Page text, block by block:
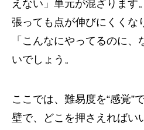
えない」単元が混ざります
張っても点が伸びにくくな
「こんなにやってるのに
いでしょう。
ここでは、難易度を“感覚”
壁で、どこを押さえればい